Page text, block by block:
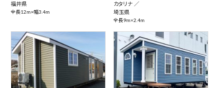
福井県
全長12m×幅3.4m
カタリナ ／
埼玉県
全長9m×2.4m